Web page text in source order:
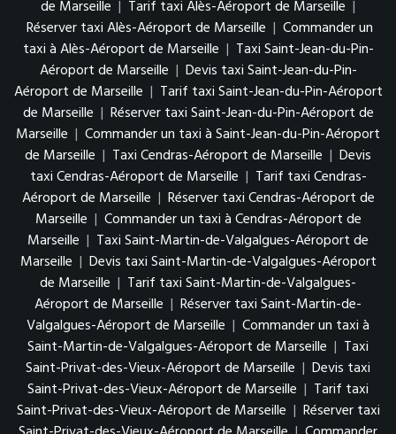
de Marseille | Tarif taxi Alès-Aéroport de Marseille |
Réserver taxi Alès-Aéroport de Marseille | Commander un
taxi à Alès-Aéroport de Marseille | Taxi Saint-Jean-du-Pin-
Aéroport de Marseille | Devis taxi Saint-Jean-du-Pin-
Aéroport de Marseille | Tarif taxi Saint-Jean-du-Pin-Aéroport
de Marseille | Réserver taxi Saint-Jean-du-Pin-Aéroport de
Marseille | Commander un taxi à Saint-Jean-du-Pin-Aéroport
de Marseille | Taxi Cendras-Aéroport de Marseille | Devis
taxi Cendras-Aéroport de Marseille | Tarif taxi Cendras-
Aéroport de Marseille | Réserver taxi Cendras-Aéroport de
Marseille | Commander un taxi à Cendras-Aéroport de
Marseille | Taxi Saint-Martin-de-Valgalgues-Aéroport de
Marseille | Devis taxi Saint-Martin-de-Valgalgues-Aéroport
de Marseille | Tarif taxi Saint-Martin-de-Valgalgues-
Aéroport de Marseille | Réserver taxi Saint-Martin-de-
Valgalgues-Aéroport de Marseille | Commander un taxi à
Saint-Martin-de-Valgalgues-Aéroport de Marseille | Taxi
Saint-Privat-des-Vieux-Aéroport de Marseille | Devis taxi
Saint-Privat-des-Vieux-Aéroport de Marseille | Tarif taxi
Saint-Privat-des-Vieux-Aéroport de Marseille | Réserver taxi